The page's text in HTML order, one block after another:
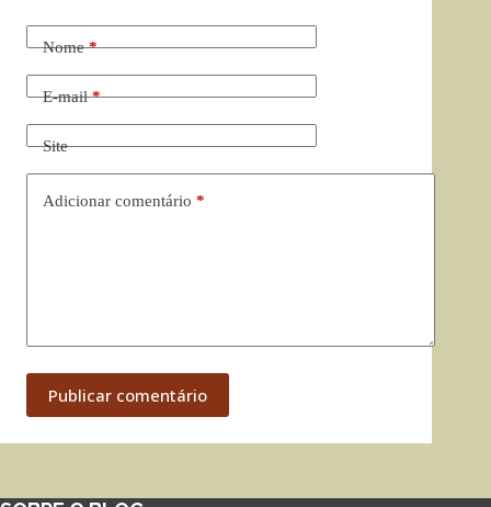
Nome*
E-mail*
Site
Adicionar comentário *
Publicar comentário